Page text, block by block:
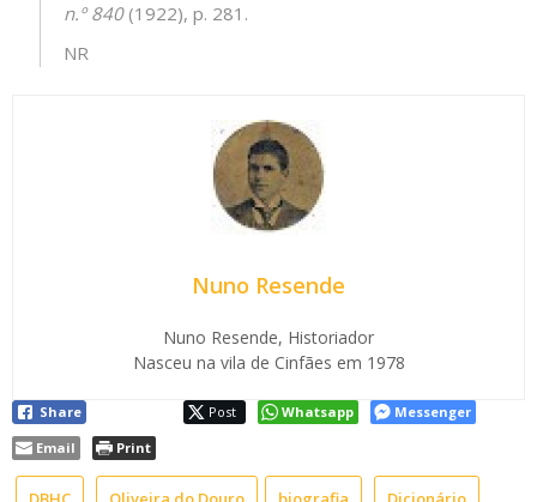
n.º 840(1922), p. 281.
NR
Nuno Resende
Nuno Resende, Historiador
Nasceu na vila de Cinfães em 1978
Share Post Whatsapp
Messenger
Email
Print